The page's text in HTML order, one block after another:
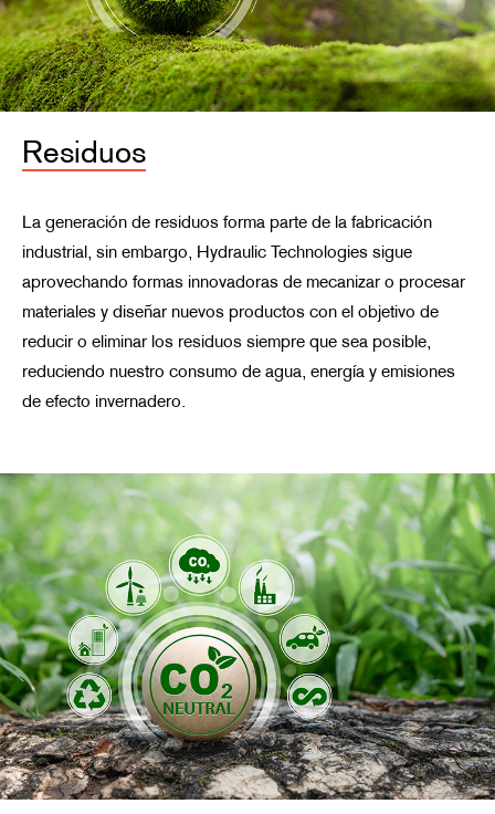
Residuos
La generación de residuos forma parte de la fabricación
industrial, sin embargo, Hydraulic Technologies sigue
aprovechando formas innovadoras de mecanizar o procesar
materiales y diseñar nuevos productos con el objetivo de
reducir o eliminar los residuos siempre que sea posible,
reduciendo nuestro consumo de agua, energía y emisiones
de efecto invernadero.